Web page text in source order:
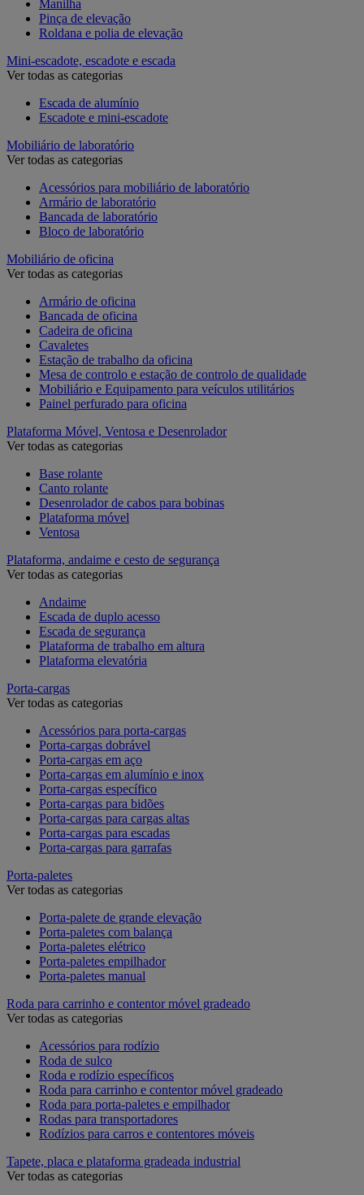
Manilha
Pinça de elevação
Roldana e polia de elevação
Mini-escadote, escadote e escada
Ver todas as categorias
Escada de alumínio
Escadote e mini-escadote
Mobiliário de laboratório
Ver todas as categorias
Acessórios para mobiliário de laboratório
Armário de laboratório
Bancada de laboratório
Bloco de laboratório
Mobiliário de oficina
Ver todas as categorias
Armário de oficina
Bancada de oficina
Cadeira de oficina
Cavaletes
Estação de trabalho da oficina
Mesa de controlo e estação de controlo de qualidade
Mobiliário e Equipamento para veículos utilitários
Painel perfurado para oficina
Plataforma Móvel, Ventosa e Desenrolador
Ver todas as categorias
Base rolante
Canto rolante
Desenrolador de cabos para bobinas
Plataforma móvel
Ventosa
Plataforma, andaime e cesto de segurança
Ver todas as categorias
Andaime
Escada de duplo acesso
Escada de segurança
Plataforma de trabalho em altura
Plataforma elevatória
Porta-cargas
Ver todas as categorias
Acessórios para porta-cargas
Porta-cargas dobrável
Porta-cargas em aço
Porta-cargas em alumínio e inox
Porta-cargas específico
Porta-cargas para bidões
Porta-cargas para cargas altas
Porta-cargas para escadas
Porta-cargas para garrafas
Porta-paletes
Ver todas as categorias
Porta-palete de grande elevação
Porta-paletes com balança
Porta-paletes elétrico
Porta-paletes empilhador
Porta-paletes manual
Roda para carrinho e contentor móvel gradeado
Ver todas as categorias
Acessórios para rodízio
Roda de sulco
Roda e rodízio específicos
Roda para carrinho e contentor móvel gradeado
Roda para porta-paletes e empilhador
Rodas para transportadores
Rodízios para carros e contentores móveis
Tapete, placa e plataforma gradeada industrial
Ver todas as categorias